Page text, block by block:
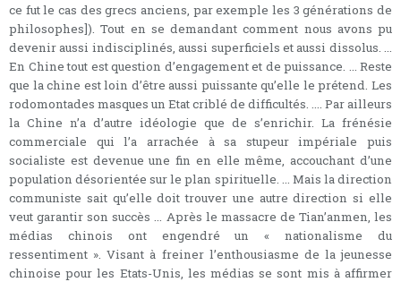
ce fut le cas des grecs anciens, par exemple les 3 générations de
philosophes]). Tout en se demandant comment nous avons pu
devenir aussi indisciplinés, aussi superficiels et aussi dissolus. …
En Chine tout est question d’engagement et de puissance. … Reste
que la chine est loin d’être aussi puissante qu’elle le prétend. Les
rodomontades masques un Etat criblé de difficultés. …. Par ailleurs
la Chine n’a d’autre idéologie que de s’enrichir. La frénésie
commerciale qui l’a arrachée à sa stupeur impériale puis
socialiste est devenue une fin en elle même, accouchant d’une
population désorientée sur le plan spirituelle. … Mais la direction
communiste sait qu’elle doit trouver une autre direction si elle
veut garantir son succès … Après le massacre de Tian’anmen, les
médias chinois ont engendré un « nationalisme du
ressentiment ». Visant à freiner l’enthousiasme de la jeunesse
chinoise pour les Etats-Unis, les médias se sont mis à affirmer